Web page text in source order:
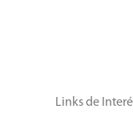
Links de